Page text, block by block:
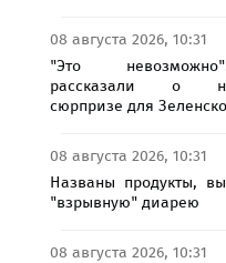
08 августа 2026, 10:31
"Это
рассказали о
сюрпризе для
08 августа 2026, 10:31
Названы продукты,
"взрывную" диарею
08 августа 2026, 10:31